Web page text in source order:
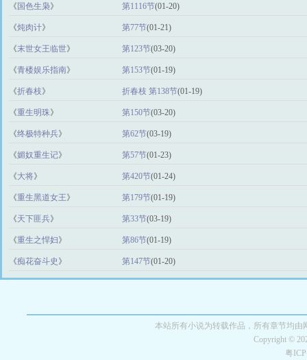
《 国色生枭》 第1116节(01-20)
《炖肉计》 第77节(01-21)
《末世女王临世》 第123节(03-20)
《青楼娱乐指南》 第153节(01-19)
《折春枝》 折春枝 第138节(01-19)
《重生明珠》 第150节(03-20)
《终极特种兵》 第62节(03-19)
《媚奴重生记》 第57节(01-23)
《大将》 第420节(01-24)
《重生黑道女王》 第179节(01-19)
《天下匪兵》 第33节(03-19)
《重生之悍妇》 第86节(01-19)
《痴花奋斗史 》 第147节(01-20)
本站所有小说为转载作品，所有章节均
Copyright ©
粤